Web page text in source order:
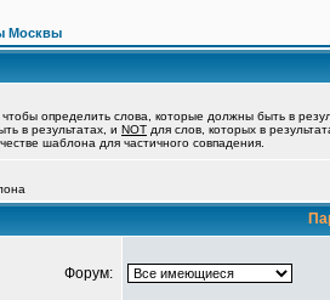
Москвы
чтобы определить слова, которые должны быть в
в результатах, и NOT для слов, которых в
шаблона для частичного совпадения.
Форум: